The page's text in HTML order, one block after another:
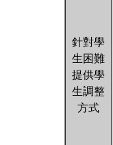
針對學
生困難
提供學
生調整
方式